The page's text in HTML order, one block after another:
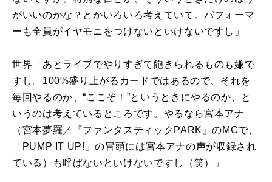
がいいのかな？とかいろいろ考えていて。パフォーマ
ーも全員がイヤモニをつけないといけないですし」
世界「あとライブでやりすぎて飽きられるものも嫌で
すし。 100%盛り上がるカードではあるので、それを
毎回やるのか、“ここぞ！”というときにやるのか、と
いうのは考えているところです。やるなら宮本アナ
（宮本夢羅／『ファンタスティック PARK 』のMCで、
「 PUMP IT UP! 」の冒頭には宮本アナの声が収録され
ている）も呼ばないといけないですし（笑）」